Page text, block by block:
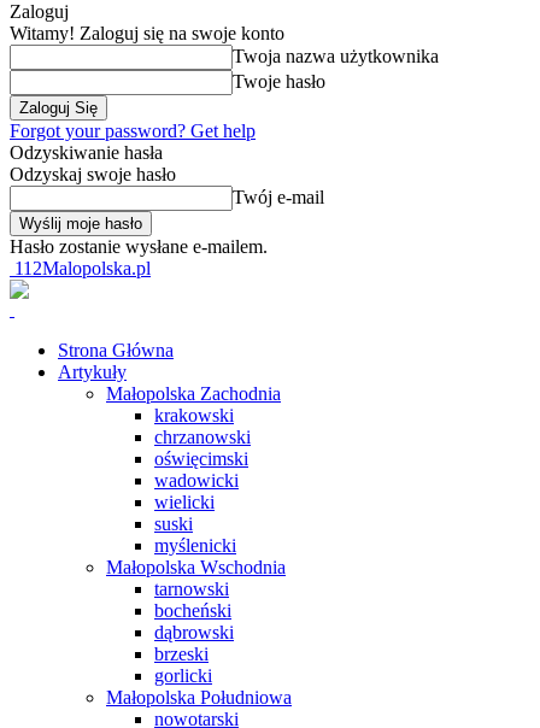
Zaloguj
Witamy! Zaloguj się na swoje konto
Twoja nazwa użytkownika
Twoje hasło
Forgot your password? Get help
Odzyskiwanie hasła
Odzyskaj swoje hasło
Twój e-mail
Hasło zostanie wysłane e-mailem.
112Malopolska.pl
Strona Główna
Artykuły
Małopolska Zachodnia
krakowski
chrzanowski
oświęcimski
wadowicki
wielicki
suski
myślenicki
Małopolska Wschodnia
tarnowski
bocheński
dąbrowski
brzeski
gorlicki
Małopolska Południowa
nowotarski